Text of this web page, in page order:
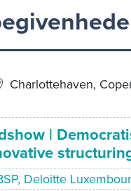
Charlottehaven,
|
Deloitte